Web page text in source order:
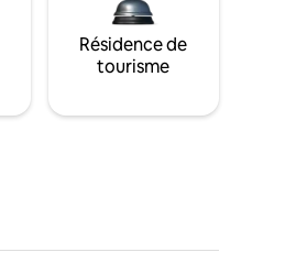
Résidence de
tourisme